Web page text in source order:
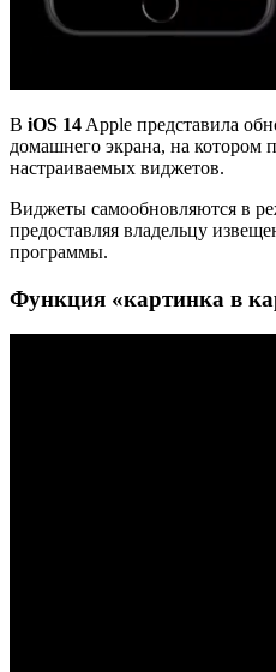
В iOS 14 Apple представила
домашнего экрана, на котором
настраиваемых виджетов.
Виджеты самообновляются в
предоставляя владельцу
программы.
Функция «картинка в